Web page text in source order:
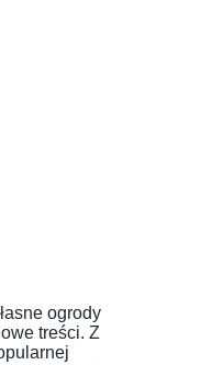
ogrody
treści. Z